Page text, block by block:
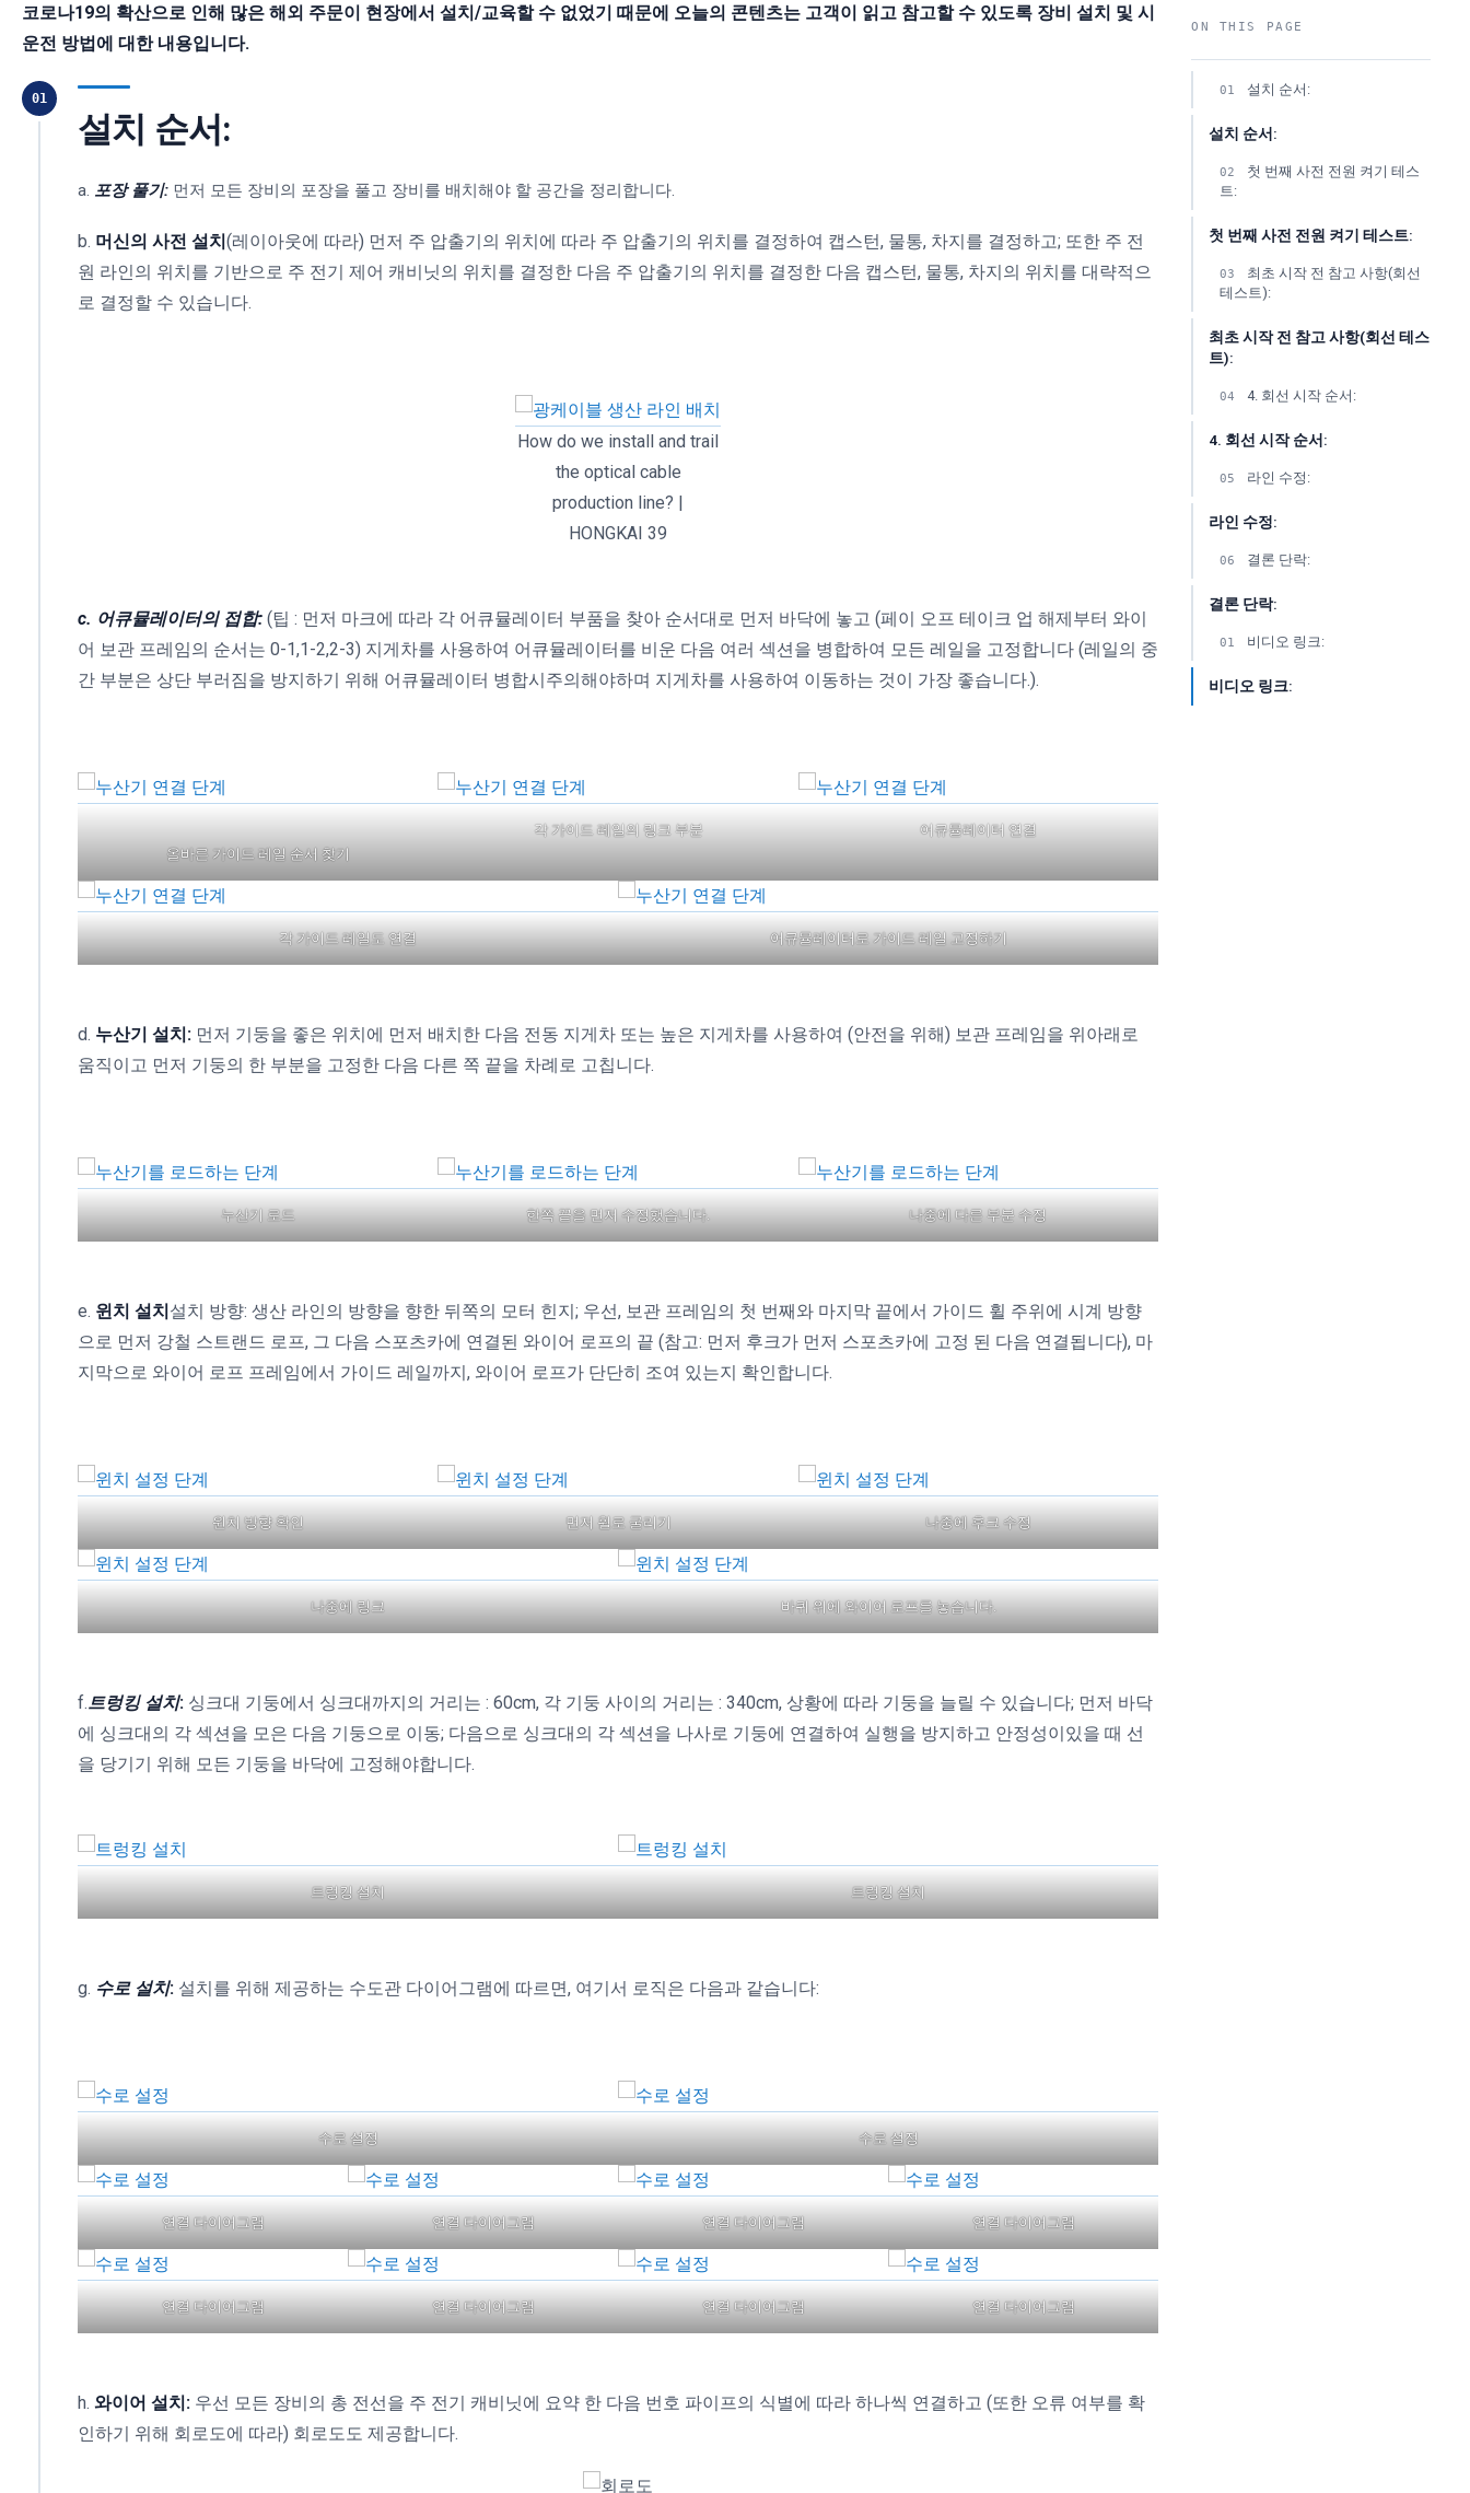
코로나19의 확산으로 인해 많은 해외 주문이 현장에서 설치/교육할 수 없었기 때문에 오늘의 콘텐츠는 고객이 읽고 참고할 수 있도록 장비 설치 및 시
운전 방법에 대한 내용입니다.
01
설치 순서:
a. 포장 풀기: 먼저 모든 장비의 포장을 풀고 장비를 배치해야 할 공간을 정리합니다.
b. 머신의 사전 설치(레이아웃에 따라) 먼저 주 압출기의 위치에 따라 주 압출기의 위치를 결정하여 캡스턴, 물통, 차지를 결정하고; 또한 주 전
원 라인의 위치를 기반으로 주 전기 제어 캐비닛의 위치를 결정한 다음 주 압출기의 위치를 결정한 다음 캡스턴, 물통, 차지의 위치를 대략적으
로 결정할 수 있습니다.
How do we install and trail
the optical cable
production line? |
HONGKAI 39
c. 어큐뮬레이터의 접합: (팁 : 먼저 마크에 따라 각 어큐뮬레이터 부품을 찾아 순서대로 먼저 바닥에 놓고 (페이 오프 테이크 업 해제부터 와이
어 보관 프레임의 순서는 0-1,1-2,2-3) 지게차를 사용하여 어큐뮬레이터를 비운 다음 여러 섹션을 병합하여 모든 레일을 고정합니다 (레일의 중
간 부분은 상단 부러짐을 방지하기 위해 어큐뮬레이터 병합시주의해야하며 지게차를 사용하여 이동하는 것이 가장 좋습니다.).
올바른 가이드 레일 순서 찾기
각 가이드 레일의 링크 부분 어큐뮬레이터 연결
각 가이드 레일도 연결 어큐뮬레이터로 가이드 레일 고정하기
d. 누산기 설치: 먼저 기둥을 좋은 위치에 먼저 배치한 다음 전동 지게차 또는 높은 지게차를 사용하여 (안전을 위해) 보관 프레임을 위아래로
움직이고 먼저 기둥의 한 부분을 고정한 다음 다른 쪽 끝을 차례로 고칩니다.
누산기 로드 한쪽 끝을 먼저 수정했습니다. 나중에 다른 부분 수정
e. 윈치 설치설치 방향: 생산 라인의 방향을 향한 뒤쪽의 모터 힌지; 우선, 보관 프레임의 첫 번째와 마지막 끝에서 가이드 휠 주위에 시계 방향
으로 먼저 강철 스트랜드 로프, 그 다음 스포츠카에 연결된 와이어 로프의 끝 (참고: 먼저 후크가 먼저 스포츠카에 고정 된 다음 연결됩니다), 마
지막으로 와이어 로프 프레임에서 가이드 레일까지, 와이어 로프가 단단히 조여 있는지 확인합니다.
윈치 방향 확인 먼저 휠로 굴리기 나중에 후크 수정
나중에 링크 바퀴 위에 와이어 로프를 놓습니다.
f.트렁킹 설치: 싱크대 기둥에서 싱크대까지의 거리는 : 60cm, 각 기둥 사이의 거리는 : 340cm, 상황에 따라 기둥을 늘릴 수 있습니다; 먼저 바닥
에 싱크대의 각 섹션을 모은 다음 기둥으로 이동; 다음으로 싱크대의 각 섹션을 나사로 기둥에 연결하여 실행을 방지하고 안정성이있을 때 선
을 당기기 위해 모든 기둥을 바닥에 고정해야합니다.
트렁킹 설치 트렁킹 설치
g. 수로 설치: 설치를 위해 제공하는 수도관 다이어그램에 따르면, 여기서 로직은 다음과 같습니다:
수로 설정 수로 설정
연결 다이어그램 연결 다이어그램 연결 다이어그램 연결 다이어그램
연결 다이어그램 연결 다이어그램 연결 다이어그램 연결 다이어그램
h. 와이어 설치: 우선 모든 장비의 총 전선을 주 전기 캐비닛에 요약 한 다음 번호 파이프의 식별에 따라 하나씩 연결하고 (또한 오류 여부를 확
인하기 위해 회로도에 따라) 회로도도 제공합니다.
ON THIS PAGE
01 설치 순서:
설치 순서:
02
첫 번째 사전 전원 켜기 테스
트:
첫 번째 사전 전원 켜기 테스트:
03
최초 시작 전 참고 사항(회선
테스트):
최초 시작 전 참고 사항(회선 테스
트):
04 4. 회선 시작 순서:
4. 회선 시작 순서:
05 라인 수정:
라인 수정:
06 결론 단락:
결론 단락:
01 비디오 링크:
비디오 링크: